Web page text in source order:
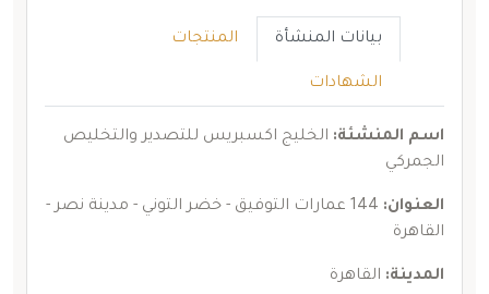
بيانات المنشأة المنتجات
الشهادات
اسم المنشئة: الخليج اكسبريس للتصدير والتخليص
الجمركي
العنوان:
144 عمارات التوفيق - خضر التوني - مدينة نصر -
القاهرة
المدينة: القاهرة